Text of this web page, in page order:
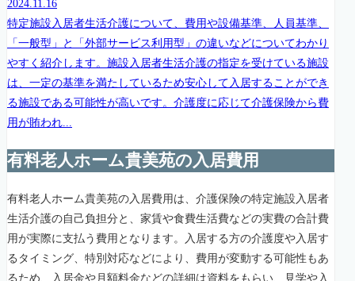
2024.11.16
特定施設入居者生活介護について、費用や設備基準、人員基準、
「一般型」と「外部サービス利用型」の違いなどについてわかり
やすく紹介します。施設入居者生活介護の指定を受けている施設
は、一定の基準を満たしているため安心して入居することができ
る施設である可能性が高いです。介護度に応じて介護保険から費
用が賄われ...
有料老人ホーム貴美苑の入居費用
有料老人ホーム貴美苑の入居費用は、介護保険の特定施設入居者
生活介護の自己負担分と、家賃や食費生活費などの実費の合計費
用が実際に支払う費用となります。入居する方の介護度や入居す
るタイミング、特別対応などにより、費用が変動する可能性もあ
るため、入居金や月額料金などの詳細は資料をもらい、見学や入